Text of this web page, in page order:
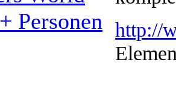
Personen
http://